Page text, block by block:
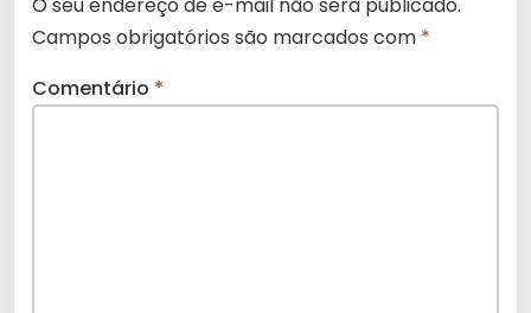
Campos obrigatórios são marcados com *
Comentário *